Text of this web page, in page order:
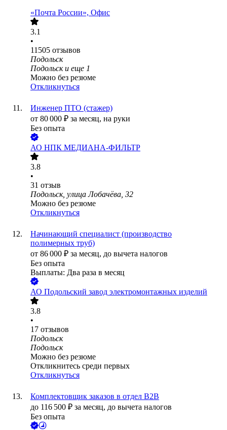
«Почта России», Офис
3.1
•
11505 отзывов
Подольск
Подольск и еще 1
Можно без резюме
Откликнуться
Инженер ПТО (стажер)
от 80 000 ₽ за месяц, на руки
Без опыта
АО НПК МЕДИАНА-ФИЛЬТР
3.8
•
31 отзыв
Подольск, улица Лобачёва, 32
Можно без резюме
Откликнуться
Начинающий специалист (производство
полимерных труб)
от 86 000 ₽ за месяц, до вычета налогов
Без опыта
Выплаты: Два раза в месяц
АО Подольский завод электромонтажных изделий
3.8
•
17 отзывов
Подольск
Подольск
Можно без резюме
Откликнитесь среди первых
Откликнуться
Комплектовщик заказов в отдел В2В
до 116 500 ₽ за месяц, до вычета налогов
Без опыта